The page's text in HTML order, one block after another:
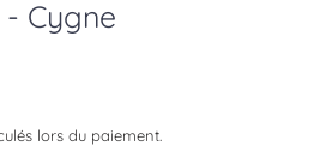
Cygne
lors du paiement.